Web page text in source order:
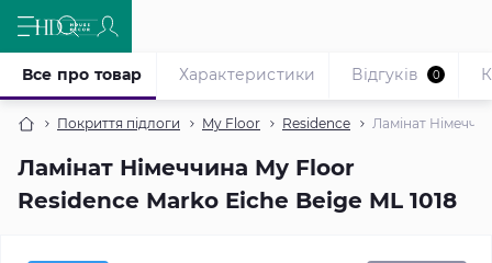
Покриття підлоги My Floor Residence Ламінат
Ламінат Німеччина My Floor
Residence Marko Eiche Beige ML 1018
Все про товар Характеристики Відгуків 0